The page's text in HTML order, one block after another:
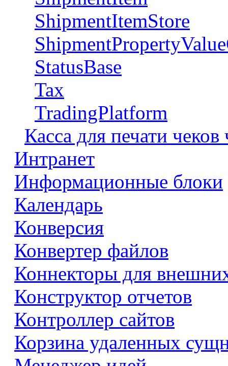
ShipmentItemStore
StatusBase
Tax
TradingPlatform
Касса для печати
Интранет
Информационные блоки
Календарь
Конверсия
Конвертер файлов
Коннекторы для
Конструктор отчетов
Контроллер сайтов
Корзина удаленных